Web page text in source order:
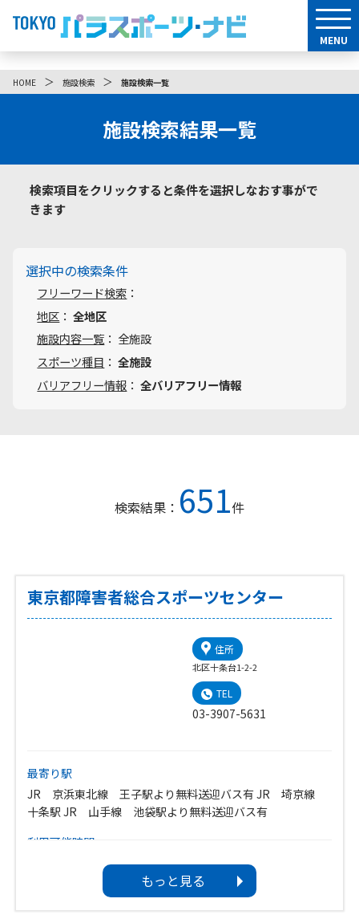
MENU
HOME ＞ 施設検索 ＞ 施設検索一覧
施設検索結果一覧
検索項目をクリックすると条件を選択しなおす事がで
きます
選択中の検索条件
フリーワード検索 ：
地区 ：全地区
施設内容一覧 ： 全施設
スポーツ種目 ：全施設
バリアフリー情報 ：全バリアフリー情報
検索結果： 651件
東京都障害者総合スポーツセンター
住所
北区十条台1-2-2
TEL
03-3907-5631
最寄り駅
JR 京浜東北線 王子駅より無料送迎バス有 JR 埼京線
十条駅 JR 山手線 池袋駅より無料送迎バス有
利用可能時間
開館時間…9:00〜21:00
施設終了時間は、各施設ごとによって異なりますのでお問い
合わせください。
もっと見る